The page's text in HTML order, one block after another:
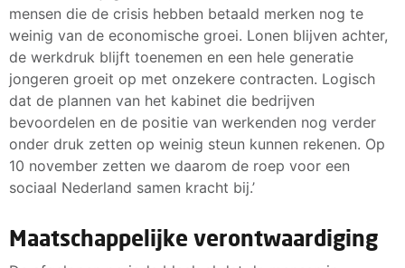
mensen die de crisis hebben betaald merken nog te
weinig van de economische groei. Lonen blijven achter,
de werkdruk blijft toenemen en een hele generatie
jongeren groeit op met onzekere contracten. Logisch
dat de plannen van het kabinet die bedrijven
bevoordelen en de positie van werkenden nog verder
onder druk zetten op weinig steun kunnen rekenen. Op
10 november zetten we daarom de roep voor een
sociaal Nederland samen kracht bij.’
Maatschappelijke verontwaardiging